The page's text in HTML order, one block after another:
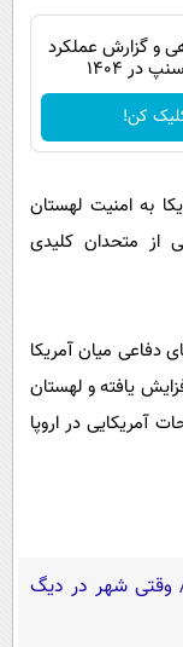
و گزارش عملکرد
در ۱۴۰۴
کن!
به امنیت لهستان
از متحدان کلیدی
دفاعی میان آمریکا
یافته و لهستان
آمریکایی در اروپا
/ وقتی شهر در دیگ